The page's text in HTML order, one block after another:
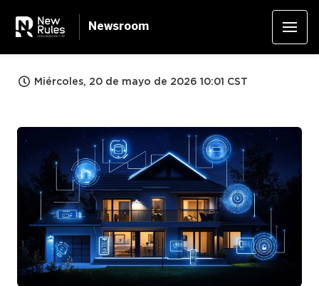
Newsroom
Miércoles, 20 de mayo de 2026 10:01 CST
JPG